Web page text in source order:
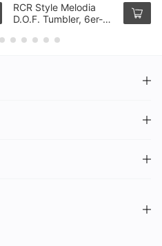
RCR Style Melodia
D.O.F. Tumbler, 6er-